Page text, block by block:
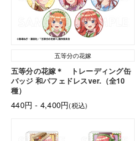
五等分の花嫁
五等分の花嫁＊ トレーディング缶
バッジ 和パフェドレスver.（全10
種）
440円 - 4,400円(税込)